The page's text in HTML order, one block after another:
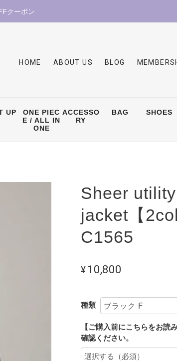
クーポン
HOME ABOUT US BLOG
UP
ONE PIEC
E / ALL IN
ONE
ACCESSO
RY
BAG SHOES
Sheer
jacket【
C1565
¥10,800
種類
【ご購入前にこちらをお読
確認ください。